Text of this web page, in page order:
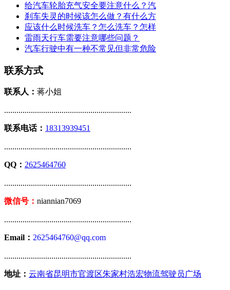
给汽车轮胎充气安全要注意什么？汽
刹车失灵的时候该怎么做？有什么方
应该什么时候洗车？怎么洗车？怎样
雷雨天行车需要注意哪些问题？
汽车行驶中有一种不常见但非常危险
联系方式
联系人： 蒋小姐
..............................................................
联系电话： 18313939451
..............................................................
QQ： 2625464760
..............................................................
微信号： niannian7069
..............................................................
Email： 2625464760@qq.com
..............................................................
地址： 云南省昆明市官渡区朱家村浩宏物流驾驶员广场